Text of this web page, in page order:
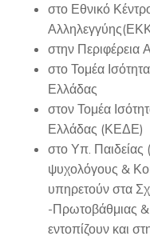
στο Εθνικό
στην Περιφέρεια
στο Τομέα
Ελλάδας
στον Τομέα
Ελλάδας (ΚΕΔΕ)
στο Υπ. Παιδείας
ψυχολόγους &
υπηρετούν στα
-Πρωτοβάθμιας
εντοπίζουν και